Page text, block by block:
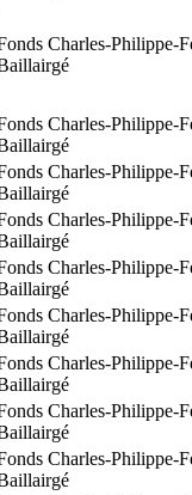
Charles-Philippe-
Charles-Philippe-
Charles-Philippe-
Charles-Philippe-
Charles-Philippe-
Charles-Philippe-
Charles-Philippe-
Charles-Philippe-
Charles-Philippe-